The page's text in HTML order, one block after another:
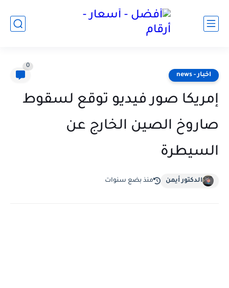
اخبار - news
0
إمريكا صور فيديو توقع لسقوط
صاروخ الصين الخارج عن
السيطرة
الدكتور أيمن منذ بضع سنوات